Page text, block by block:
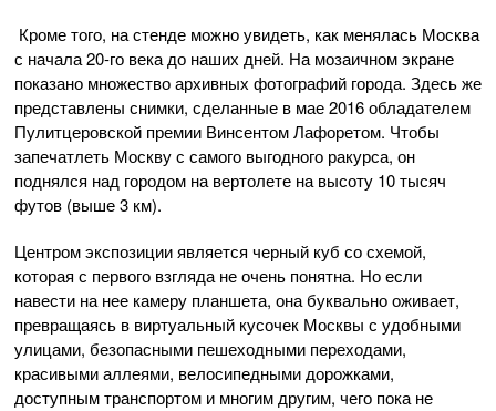
Кроме того, на стенде можно увидеть, как менялась Москва
с начала 20-го века до наших дней. На мозаичном экране
показано множество архивных фотографий города. Здесь же
представлены снимки, сделанные в мае 2016 обладателем
Пулитцеровской премии Винсентом Лафоретом. Чтобы
запечатлеть Москву с самого выгодного ракурса, он
поднялся над городом на вертолете на высоту 10 тысяч
футов (выше 3 км).
Центром экспозиции является черный куб со схемой,
которая с первого взгляда не очень понятна. Но если
навести на нее камеру планшета, она буквально оживает,
превращаясь в виртуальный кусочек Москвы с удобными
улицами, безопасными пешеходными переходами,
красивыми аллеями, велосипедными дорожками,
доступным транспортом и многим другим, чего пока не